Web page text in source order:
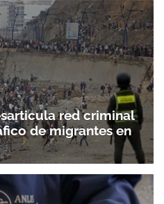
red criminal
de migrantes en